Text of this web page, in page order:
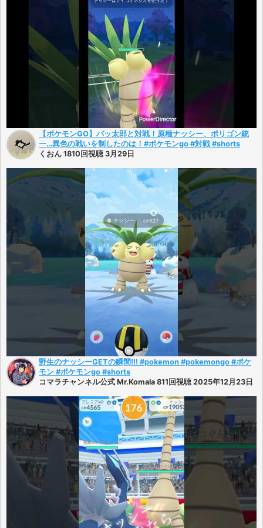
【ポケモンGO】バッ太郎と対戦！原種ナッシー、ポリゴン統
一…異色の戦いを制したのは！#ポケモンgo #対戦 #shorts
くおん 1810回視聴 3月29日
野生のナッシーGETの瞬間!!! #pokemon #pokemongo #ポケ
モン #ポケモンgo #shorts
コマラチャンネル公式 Mr.Komala 811回視聴 2025年12月23日